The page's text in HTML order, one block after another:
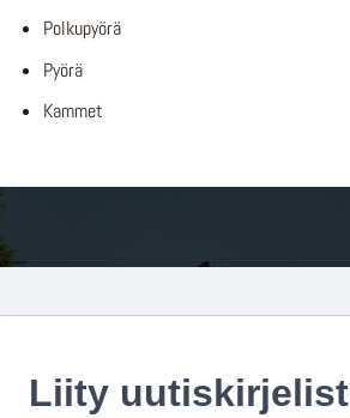
Polkupyörä
Pyörä
Kammet